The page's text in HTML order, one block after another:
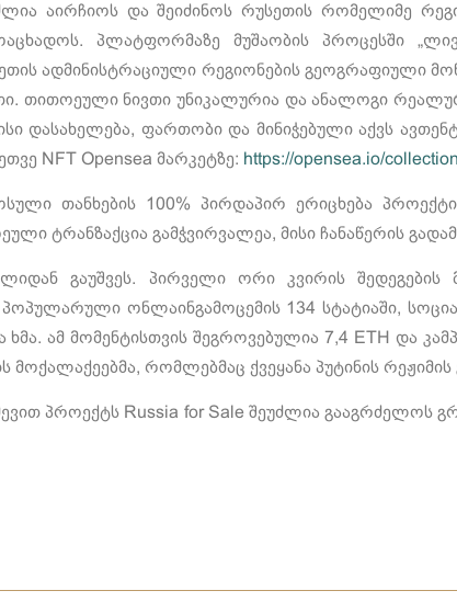
აირჩიოს და შეიძინოს რუსეთის რომელიმე
პლატფორმაზე მუშაობის პროცესში
ადმინისტრაციული რეგიონების გეოგრაფიული
თითოეული ნივთი უნიკალურია და ანალოგი
დასახელება, ფართობი და მინიჭებული აქვს
NFT Opensea მარკეტზე: https://opensea.io/
თანხების 100% პირდაპირ ერიცხება
ტრანზაქცია გამჭვირვალეა, მისი ჩანაწერის
გაუშვეს. პირველი ორი კვირის შედეგების
ონლაინგამოცემის 134 სტატიაში,
ხმა. ამ მომენტისთვის შეგროვებულია 7,4 ETH და
რომლებმაც ქვეყანა პუტინის
პროექტს Russia for Sale შეუძლია გააგრძელოს